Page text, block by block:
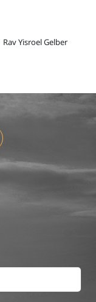
Rav Yisroel Gelber